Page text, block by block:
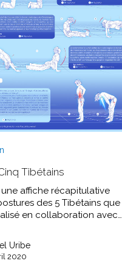
Tibétains
affiche récapitulative
des 5 Tibétains que
en collaboration avec…
Uribe
2020